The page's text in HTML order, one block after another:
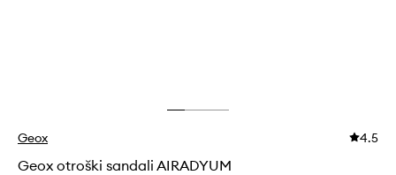
Geox 4.5
Geox otroški sandali AIRADYUM